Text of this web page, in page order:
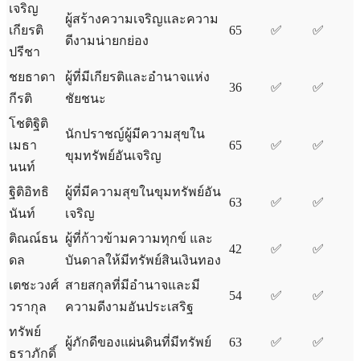
เจริญ
เกียรติ
ปรีชา
ผู้สร้างความเจริญและความ
ดีงามน่ายกย่อง
65 ✅ ✅
ชยธาดา
กีรติ
ผู้ที่มีเกียรติและอำนาจแห่ง
ชัยชนะ
36 ✅ ✅
โชติฐิติ
เมธา
นนท์
นักปราชญ์ผู้มีความสุขใน
ขุมทรัพย์อันเจริญ
65 ✅ ✅
ฐิติอิทธิ
นันท์
ผู้ที่มีความสุขในขุมทรัพย์อัน
เจริญ
63 ✅ ✅
ติณณ์ธน
ดล
ผู้ที่ก้าวข้ามความทุกข์ และ
บันดาลให้มีทรัพย์สินเงินทอง
42 ✅ ✅
เตชะวงศ์
วรากุล
สายสกุลที่มีอำนาจและมี
ความดีงามอันประเสริฐ
54 ✅ ✅
ทรัพย์
ธราภักดิ์
ผู้ภักดีของแผ่นดินที่มีทรัพย์ 63 ✅ ✅